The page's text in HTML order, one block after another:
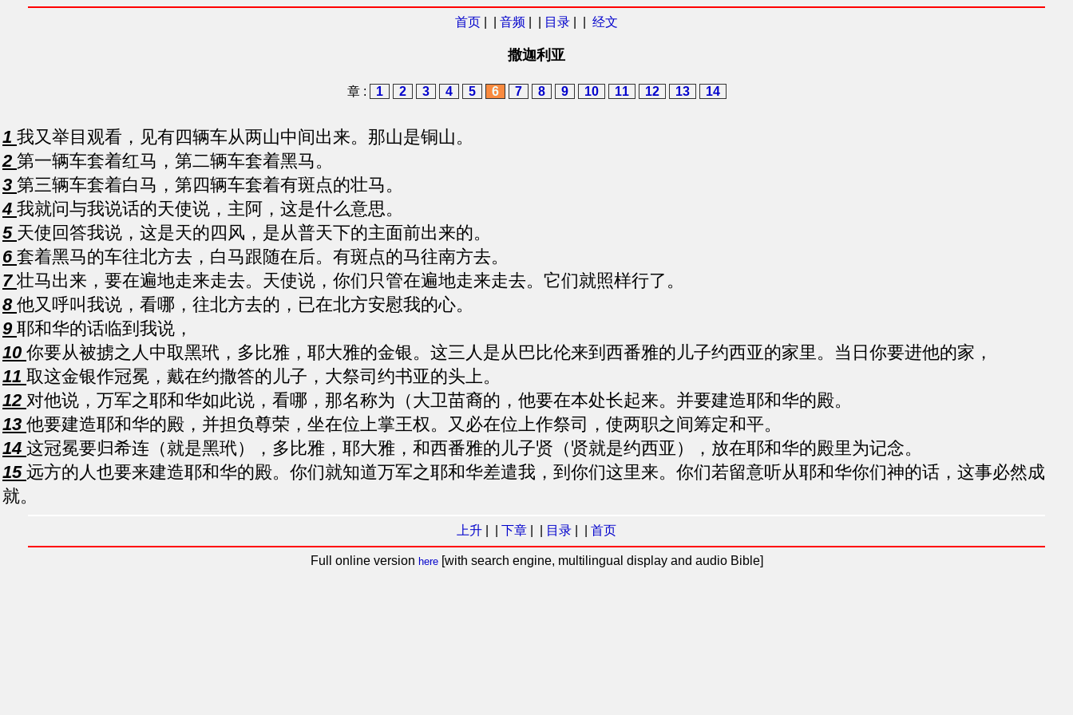
首页 音频 目录 经文
撒迦利亚
章 : 1 2 3 4 5 6 7 8 9 10 11 12 13 14
1 我又举目观看，见有四辆车从两山中间出来。那山是铜山。
2 第一辆车套着红马，第二辆车套着黑马。
3 第三辆车套着白马，第四辆车套着有斑点的壮马。
4 我就问与我说话的天使说，主阿，这是什么意思。
5 天使回答我说，这是天的四风，是从普天下的主面前出来的。
6 套着黑马的车往北方去，白马跟随在后。有斑点的马往南方去。
7 壮马出来，要在遍地走来走去。天使说，你们只管在遍地走来走去。它们就照样行了。
8 他又呼叫我说，看哪，往北方去的，已在北方安慰我的心。
9 耶和华的话临到我说，
10 你要从被掳之人中取黑玳，多比雅，耶大雅的金银。这三人是从巴比伦来到西番雅的儿子约西亚的家里。当日你要进他的家，
11 取这金银作冠冕，戴在约撒答的儿子，大祭司约书亚的头上。
12 对他说，万军之耶和华如此说，看哪，那名称为（大卫苗裔的，他要在本处长起来。并要建造耶和华的殿。
13 他要建造耶和华的殿，并担负尊荣，坐在位上掌王权。又必在位上作祭司，使两职之间筹定和平。
14 这冠冕要归希连（就是黑玳），多比雅，耶大雅，和西番雅的儿子贤（贤就是约西亚），放在耶和华的殿里为记念。
15 远方的人也要来建造耶和华的殿。你们就知道万军之耶和华差遣我，到你们这里来。你们若留意听从耶和华你们神的话，这事必然成
就。
上升 下章 目录 首页
Full online version here[with search engine, multilingual display and audio Bible]